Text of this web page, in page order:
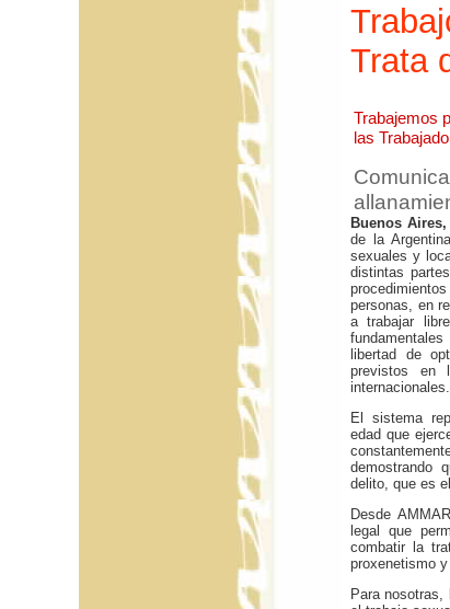
Trata
Trabajemos
las
Buenos
de la
sexuales y
distintas
personas, en
a trabajar
libertad de
previstos en
internacionales.
El sistema
edad que
demostrando
delito, que es
Desde
legal que
combatir la
proxenetismo
Para nosotras,